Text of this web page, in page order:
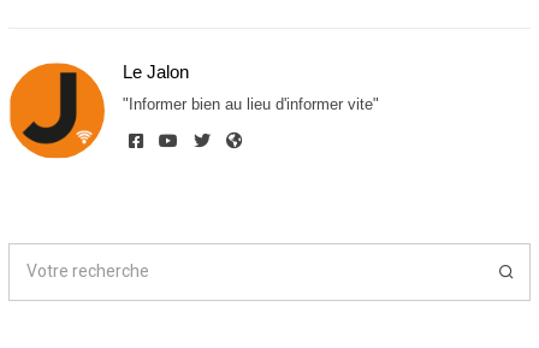
Le Jalon
"Informer bien au lieu d'informer vite"